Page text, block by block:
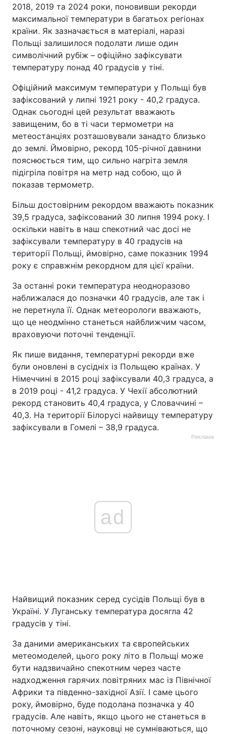
2018, 2019 та 2024 роки, поновивши рекорди
максимальної температури в багатьох регіонах
країни. Як зазначається в матеріалі, наразі
Польщі залишилося подолати лише один
символічний рубіж – офіційно зафіксувати
температуру понад 40 градусів у тіні.
Офіційний максимум температури у Польщі був
зафіксований у липні 1921 року - 40,2 градуса.
Однак сьогодні цей результат вважають
завищеним, бо в ті часи термометри на
метеостанціях розташовували занадто близько
до землі. Ймовірно, рекорд 105-річної давнини
пояснюється тим, що сильно нагріта земля
підігріла повітря на метр над собою, що й
показав термометр.
Більш достовірним рекордом вважають показник
39,5 градуса, зафіксований 30 липня 1994 року. І
оскільки навіть в наш спекотний час досі не
зафіксували температуру в 40 градусів на
території Польщі, ймовірно, саме показник 1994
року є справжнім рекордном для цієї країни.
За останні роки температура неодноразово
наближалася до позначки 40 градусів, але так і
не перетнула її. Однак метеорологи вважають,
що це неодмінно станеться найближчим часом,
враховуючи поточні тенденції.
Як пише видання, температурні рекорди вже
були оновлені в сусідніх із Польщею країнах. У
Німеччині в 2015 році зафіксували 40,3 градуса, а
в 2019 році - 41,2 градуса. У Чехії абсолютний
рекорд становить 40,4 градуса, у Словаччині –
40,3. На території Білорусі найвищу температуру
зафіксували в Гомелі – 38,9 градуса.
Реклама
ad
Найвищий показник серед сусідів Польщі був в
Україні. У Луганську температура досягла 42
градусів у тіні.
За даними американських та європейських
метеомоделей, цього року літо в Польщі може
бути надзвичайно спекотним через часте
надходження гарячих повітряних мас із Північної
Африки та південно-західної Азії. І саме цього
року, ймовірно, буде подолана позначка у 40
градусів. Але навіть, якщо цього не станеться в
поточному сезоні, науковці не сумніваються, що